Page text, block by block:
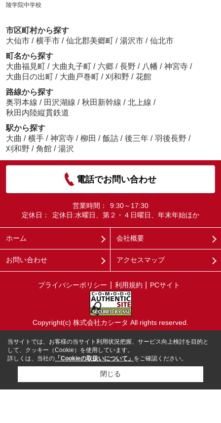
陵学院中学校
市区町村から探す
大仙市 / 横手市 / 仙北郡美郷町 / 湯沢市 / 仙北市
町名から探す
大曲福見町 / 大曲丸子町 / 六郷 / 長野 / 八幡 / 神宮寺 /
大曲日の出町 / 大曲戸巻町 / 刈和野 / 花館
路線から探す
奥羽本線 / 田沢湖線 / 秋田新幹線 / 北上線 /
秋田内陸縦貫鉄道
駅から探す
大曲 / 横手 / 神宮寺 / 柳田 / 飯詰 / 後三年 / 羽後長野 /
刈和野 / 角館 / 湯沢
電話でお問い合わせ
営業時間：
9:30～17:30
定休日：
定休日:水曜日、第２・４日曜日、年末年始ほか
ホーム 会社概要
お問い合わせ アクセスマップ
プライバシーポリシー 利用規約 PCサイト
Copyright(c) 株式会社カシータ All rights reserved.
当サイトでは、お客様の当サイト利用状況把握、サービス向上検討を目的と
して、クッキー（Cookie）を使用しています。
詳しくは、当社の 「Cookieの取扱いについて」 をご確認ください。
閉じる